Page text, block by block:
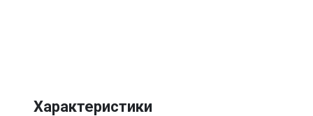
3
Характеристики